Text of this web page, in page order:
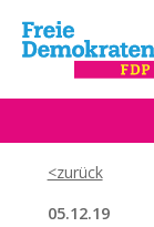
05.12.19